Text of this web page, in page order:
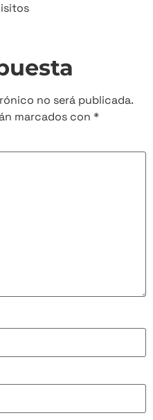
no será publicada.
marcados con *